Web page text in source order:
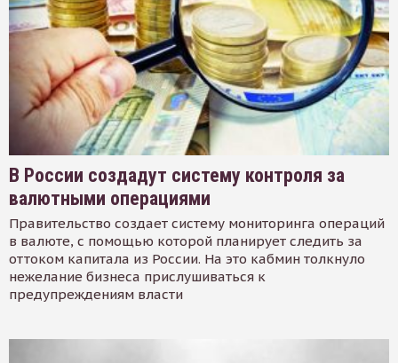
В России создадут систему контроля за
валютными операциями
Правительство создает систему мониторинга операций
в валюте, с помощью которой планирует следить за
оттоком капитала из России. На это кабмин толкнуло
нежелание бизнеса прислушиваться к
предупреждениям власти